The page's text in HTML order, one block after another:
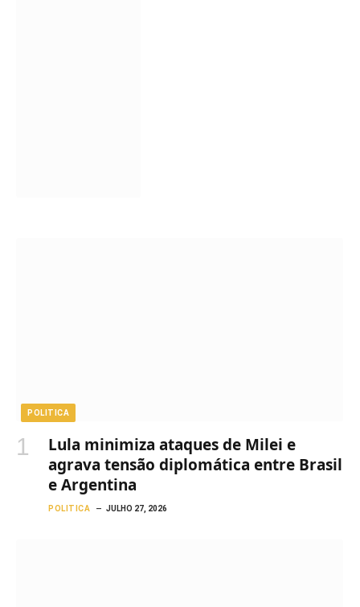
POLITICA
Lula minimiza ataques de Milei e
agrava tensão diplomática entre Brasil
e Argentina
POLITICA JULHO 27, 2026